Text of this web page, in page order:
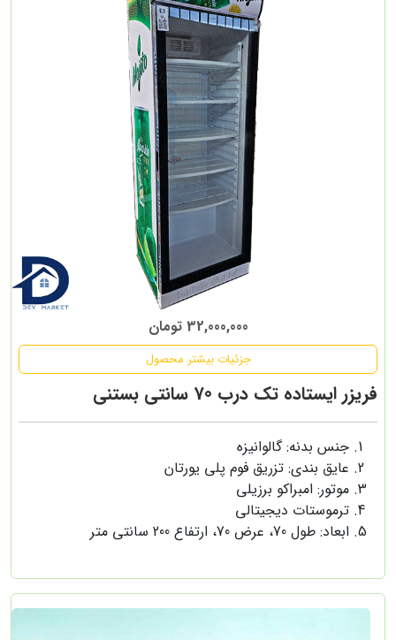
32,000,000 تومان
جزئیات بیشتر محصول
فریزر ایستاده تک درب 70 سانتی بستنی
جنس بدنه: گالوانیزه
عایق بندی: تزریق فوم پلی یورتان
موتور: امبراکو برزیلی
ترموستات دیجیتالی
ابعاد: طول 70، عرض 70، ارتفاع 200 سانتی متر